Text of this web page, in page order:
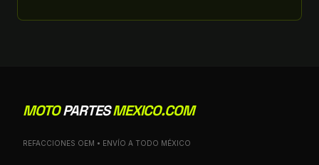
MOTOPARTESMEXICO.COM
REFACCIONES OEM • ENVÍO A TODO MÉXICO